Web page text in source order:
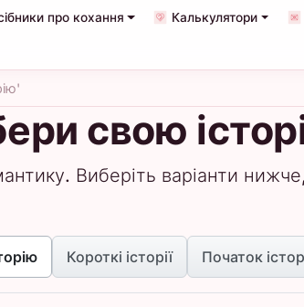
про кохання Калькулятори
свою
Виберіть варіанти
Короткі історії Початок